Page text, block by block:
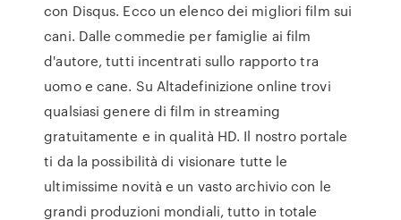
con Disqus. Ecco un elenco dei migliori film sui
cani. Dalle commedie per famiglie ai film
d'autore, tutti incentrati sullo rapporto tra
uomo e cane. Su Altadefinizione online trovi
qualsiasi genere di film in streaming
gratuitamente e in qualità HD. Il nostro portale
ti da la possibilità di visionare tutte le
ultimissime novità e un vasto archivio con le
grandi produzioni mondiali, tutto in totale